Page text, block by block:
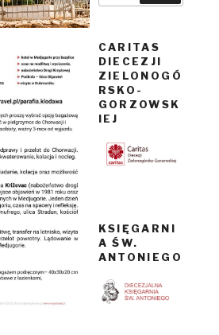
CARITAS
DIECEZJI
ZIELONOGÓ
RSKO-
GORZOWSK
IEJ
KSIĘGARNI
A ŚW.
ANTONIEGO